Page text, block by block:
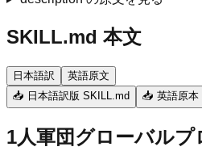
SKILL.md 本文
日本語訳
英語原文
📥 日本語訳版 SKILL.md
📥 英語原本
1人軍団グローバル